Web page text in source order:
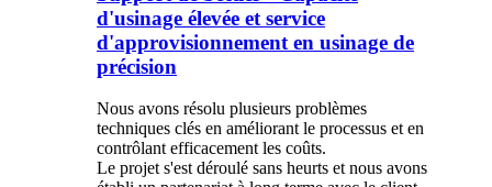
d'usinage élevée et service
d'approvisionnement en usinage de
précision
Nous avons résolu plusieurs problèmes
techniques clés en améliorant le processus et en
contrôlant efficacement les coûts.
Le projet s'est déroulé sans heurts et nous avons